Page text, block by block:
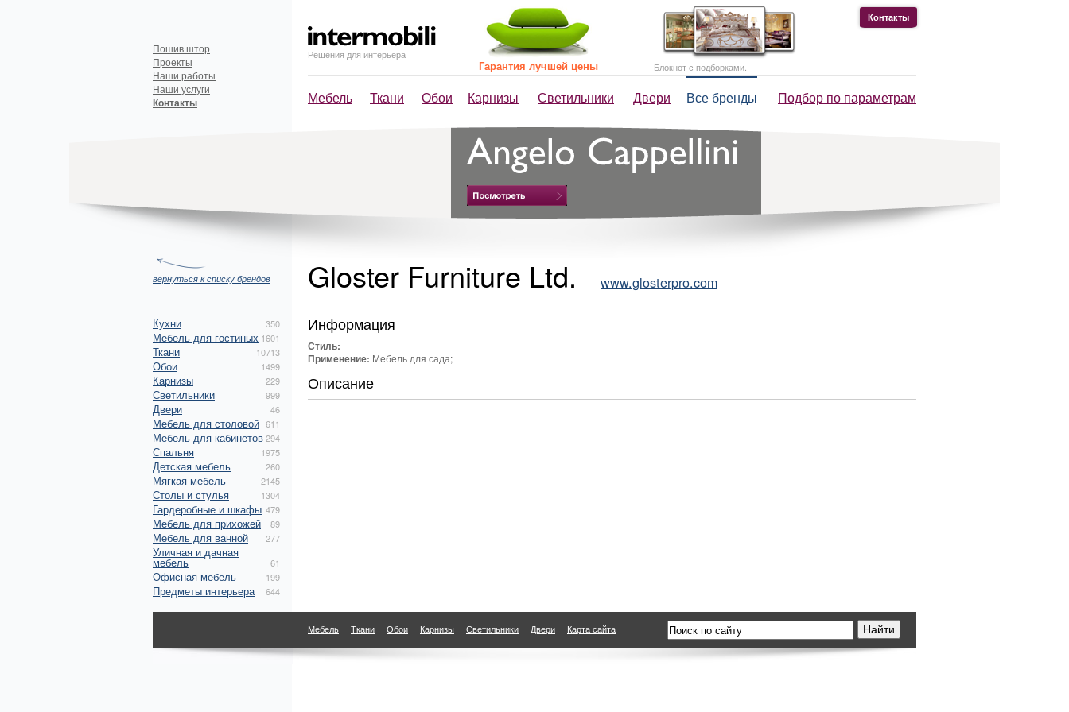
Решения для интерьера
Мебель Ткани Обои Карнизы Светильники Двери Все бренды Подбор по параметрам
Пошив штор
Проекты
Наши работы
Наши услуги
Контакты
Контакты
Гарантия лучшей цены Блокнот с подборками.
вернуться к списку брендов
Кухни 350
Мебель для гостиных 1601
Ткани 10713
Обои 1499
Карнизы 229
Светильники 999
Двери 46
Мебель для столовой 611
Мебель для кабинетов294
Спальня 1975
Детская мебель 260
Мягкая мебель 2145
Столы и стулья 1304
Гардеробные и шкафы 479
Мебель для прихожей 89
Мебель для ванной 277
Уличная и дачная
мебель 61
Офисная мебель 199
Предметы интерьера 644
Gloster Furniture Ltd. www.glosterpro.com
Информация
Стиль:
Применение: Мебель для сада;
Описание
Мебель Ткани Обои Карнизы Светильники Двери Карта сайта